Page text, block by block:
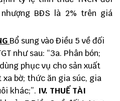
BĐS là 2% trên giá
Bổ sung vào Điều 5 về đối
như sau: “3a. Phân bón;
phục vụ cho sản xuất
bờ; thức ăn gia súc, gia
khác;”. IV. THUẾ TÀI